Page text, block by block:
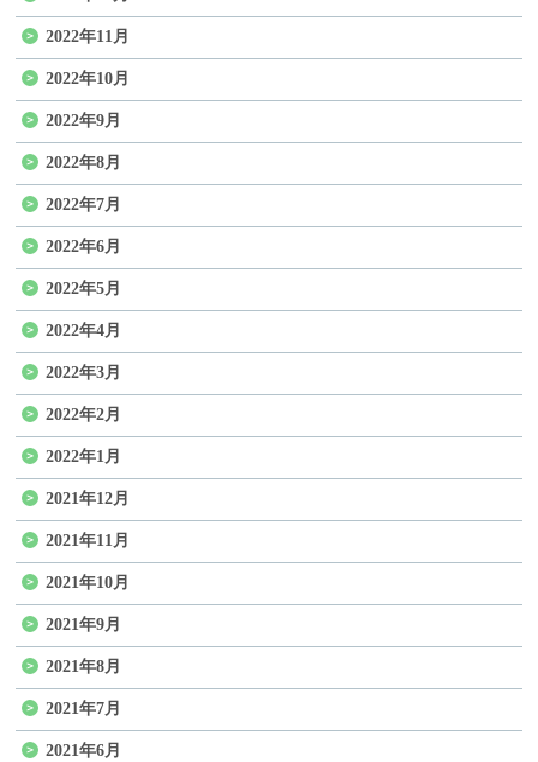
2022年11月
2022年10月
2022年9月
2022年8月
2022年7月
2022年6月
2022年5月
2022年4月
2022年3月
2022年2月
2022年1月
2021年12月
2021年11月
2021年10月
2021年9月
2021年8月
2021年7月
2021年6月